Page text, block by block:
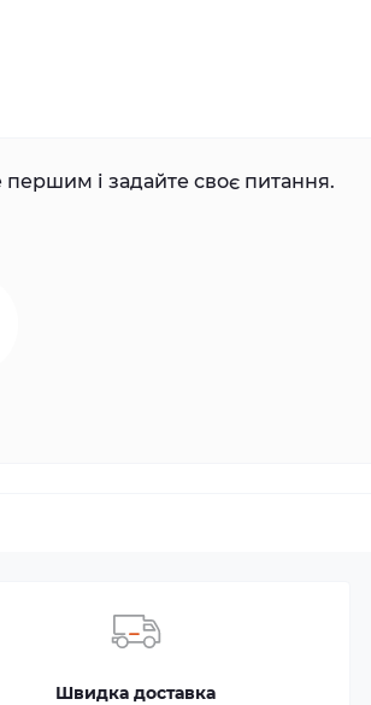
і задайте своє питання.
Швидка доставка